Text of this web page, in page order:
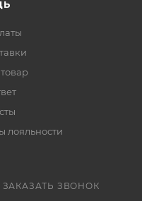
лояльности
ЗАКАЗАТЬ ЗВОНОК